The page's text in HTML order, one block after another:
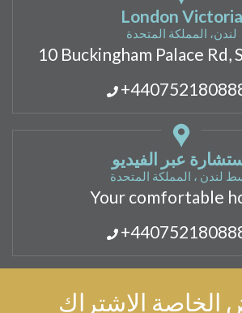
London Victoria
لندن، المملكة المتحدة
10 Buckingham Palace Rd,
عبر الفيديو
لندن ، المملكة المتحدة
Your comfortable
الخاصة الاشتراك